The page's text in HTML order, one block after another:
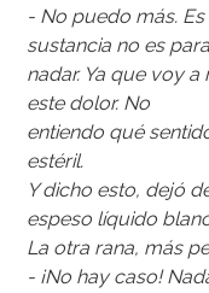
- No puedo más.
sustancia no es para
nadar. Ya que voy
este dolor. No
entiendo qué
estéril.
Y dicho esto, dejó
espeso líquido
La otra rana, más
- ¡No hay caso!